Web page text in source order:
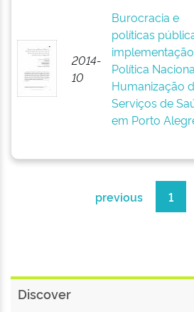
2014-
10
Burocracia e
políticas
Política
Humanização
Serviços de
em Porto
previous 1
Discover